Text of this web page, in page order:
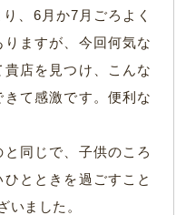
、6月か7月ごろよく
ますが、今回何気な
店を見つけ、こんな
て感激です。便利な
同じで、子供のころ
とときを過ごすこと
いました。